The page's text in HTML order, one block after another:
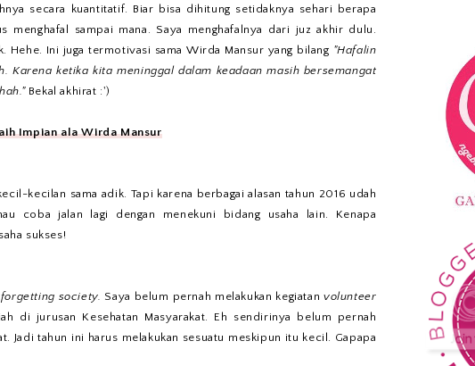
secara kuantitatif. Biar bisa dihitung setidaknya sehari berapa
menghafal sampai mana. Saya menghafalnya dari juz akhir dulu.
Hehe. Ini juga termotivasi sama Wirda Mansur yang bilang "Hafalin
Karena ketika kita meninggal dalam keadaan masih bersemangat
Bekal akhirat :')
Impian ala Wirda Mansur
kecilan sama adik. Tapi karena berbagai alasan tahun 2016 udah
coba jalan lagi dengan menekuni bidang usaha lain. Kenapa
sukses!
society. Saya belum pernah melakukan kegiatanvolunteer
di jurusan Kesehatan Masyarakat. Eh sendirinya belum pernah
Jadi tahun ini harus melakukan sesuatu meskipun itu kecil. Gapapa